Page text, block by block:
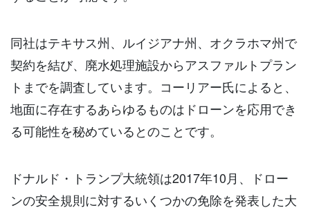
同社はテキサス州、ルイジアナ州、オクラホマ州で
契約を結び、廃水処理施設からアスファルトプラン
トまでを調査しています。コーリアー氏によると、
地面に存在するあらゆるものはドローンを応用でき
る可能性を秘めているとのことです。
ドナルド・トランプ大統領は2017年10月、ドロー
ンの安全規則に対するいくつかの免除を発表した大